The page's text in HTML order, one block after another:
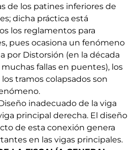
de los patines inferiores de
dicha práctica está
los reglamentos para
pues ocasiona un fenómeno
por Distorsión (en la década
fallas en puentes), los
tramos colapsados son
inadecuado de la viga
principal derecha. El diseño
de esta conexión genera
en las vigas principales.